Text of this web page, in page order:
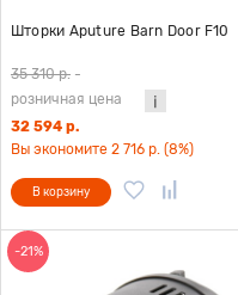
Шторки Aputure Barn Door F10
35 310 р. -
розничная цена
32 594 р.
Вы экономите 2 716 р. (8%)
В корзину
-21%